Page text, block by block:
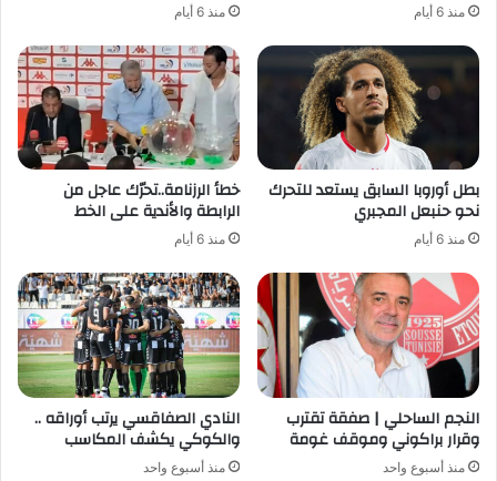
منذ 6 أيام منذ 6 أيام
بطل أوروبا السابق يستعد للتحرك
نحو حنبعل المجبري
منذ 6 أيام
خطأ الرزنامة..تحرّك عاجل من
الرابطة والأندية على الخط
منذ 6 أيام
النجم الساحلي | صفقة تقترب
وقرار براكوني وموقف غومة
منذ أسبوع واحد
النادي الصفاقسي يرتب أوراقه ..
والكوكي يكشف المكاسب
منذ أسبوع واحد